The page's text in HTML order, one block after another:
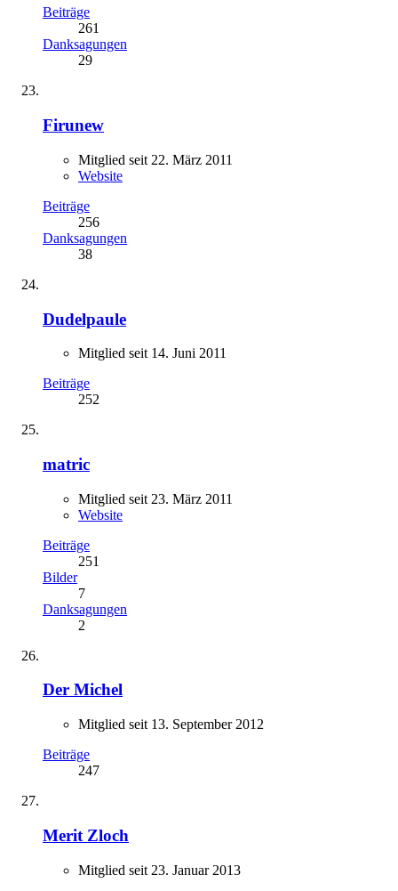
Beiträge
261
Danksagungen
29
Firunew
Mitglied seit 22. März 2011
Website
Beiträge
256
Danksagungen
38
Dudelpaule
Mitglied seit 14. Juni 2011
Beiträge
252
matric
Mitglied seit 23. März 2011
Website
Beiträge
251
Bilder
7
Danksagungen
2
Der Michel
Mitglied seit 13. September 2012
Beiträge
247
Merit Zloch
Mitglied seit 23. Januar 2013